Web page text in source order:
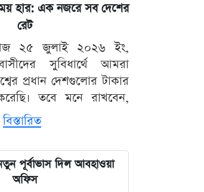
হার: এক নজরে সব দেশের
রেট
২৫ জুলাই ২০২৬ ইং,
সুবিধার্থে আমরা
প্রধান দেশগুলোর টাকার
তবে মনে রাখবেন,
বিস্তারিত
পূর্বাভাস দিল আবহাওয়া
অফিস